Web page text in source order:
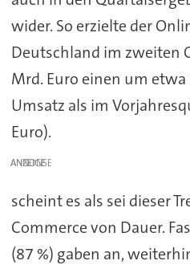
wider. So erzielte der
Deutschland im zweiten
Mrd. Euro einen um etwa
Umsatz als im
Euro).
ANZEIGE
scheint es als sei dieser
Commerce von Dauer.
(87 %) gaben an,